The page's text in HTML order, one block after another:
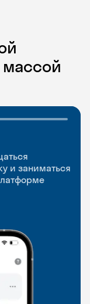
и заниматься
слова где
практики